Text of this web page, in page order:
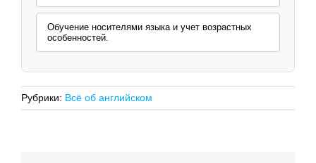
Обучение носителями языка и учет возрастных
особенностей.
Рубрики: Всё об английском